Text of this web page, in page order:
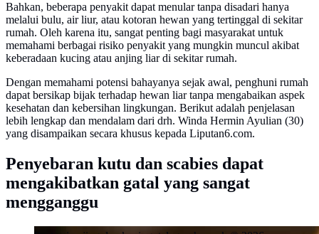
Bahkan, beberapa penyakit dapat menular tanpa disadari hanya
melalui bulu, air liur, atau kotoran hewan yang tertinggal di sekitar
rumah. Oleh karena itu, sangat penting bagi masyarakat untuk
memahami berbagai risiko penyakit yang mungkin muncul akibat
keberadaan kucing atau anjing liar di sekitar rumah.
Dengan memahami potensi bahayanya sejak awal, penghuni rumah
dapat bersikap bijak terhadap hewan liar tanpa mengabaikan aspek
kesehatan dan kebersihan lingkungan. Berikut adalah penjelasan
lebih lengkap dan mendalam dari drh. Winda Hermin Ayulian (30)
yang disampaikan secara khusus kepada Liputan6.com.
Penyebaran kutu dan scabies dapat
mengakibatkan gatal yang sangat
mengganggu